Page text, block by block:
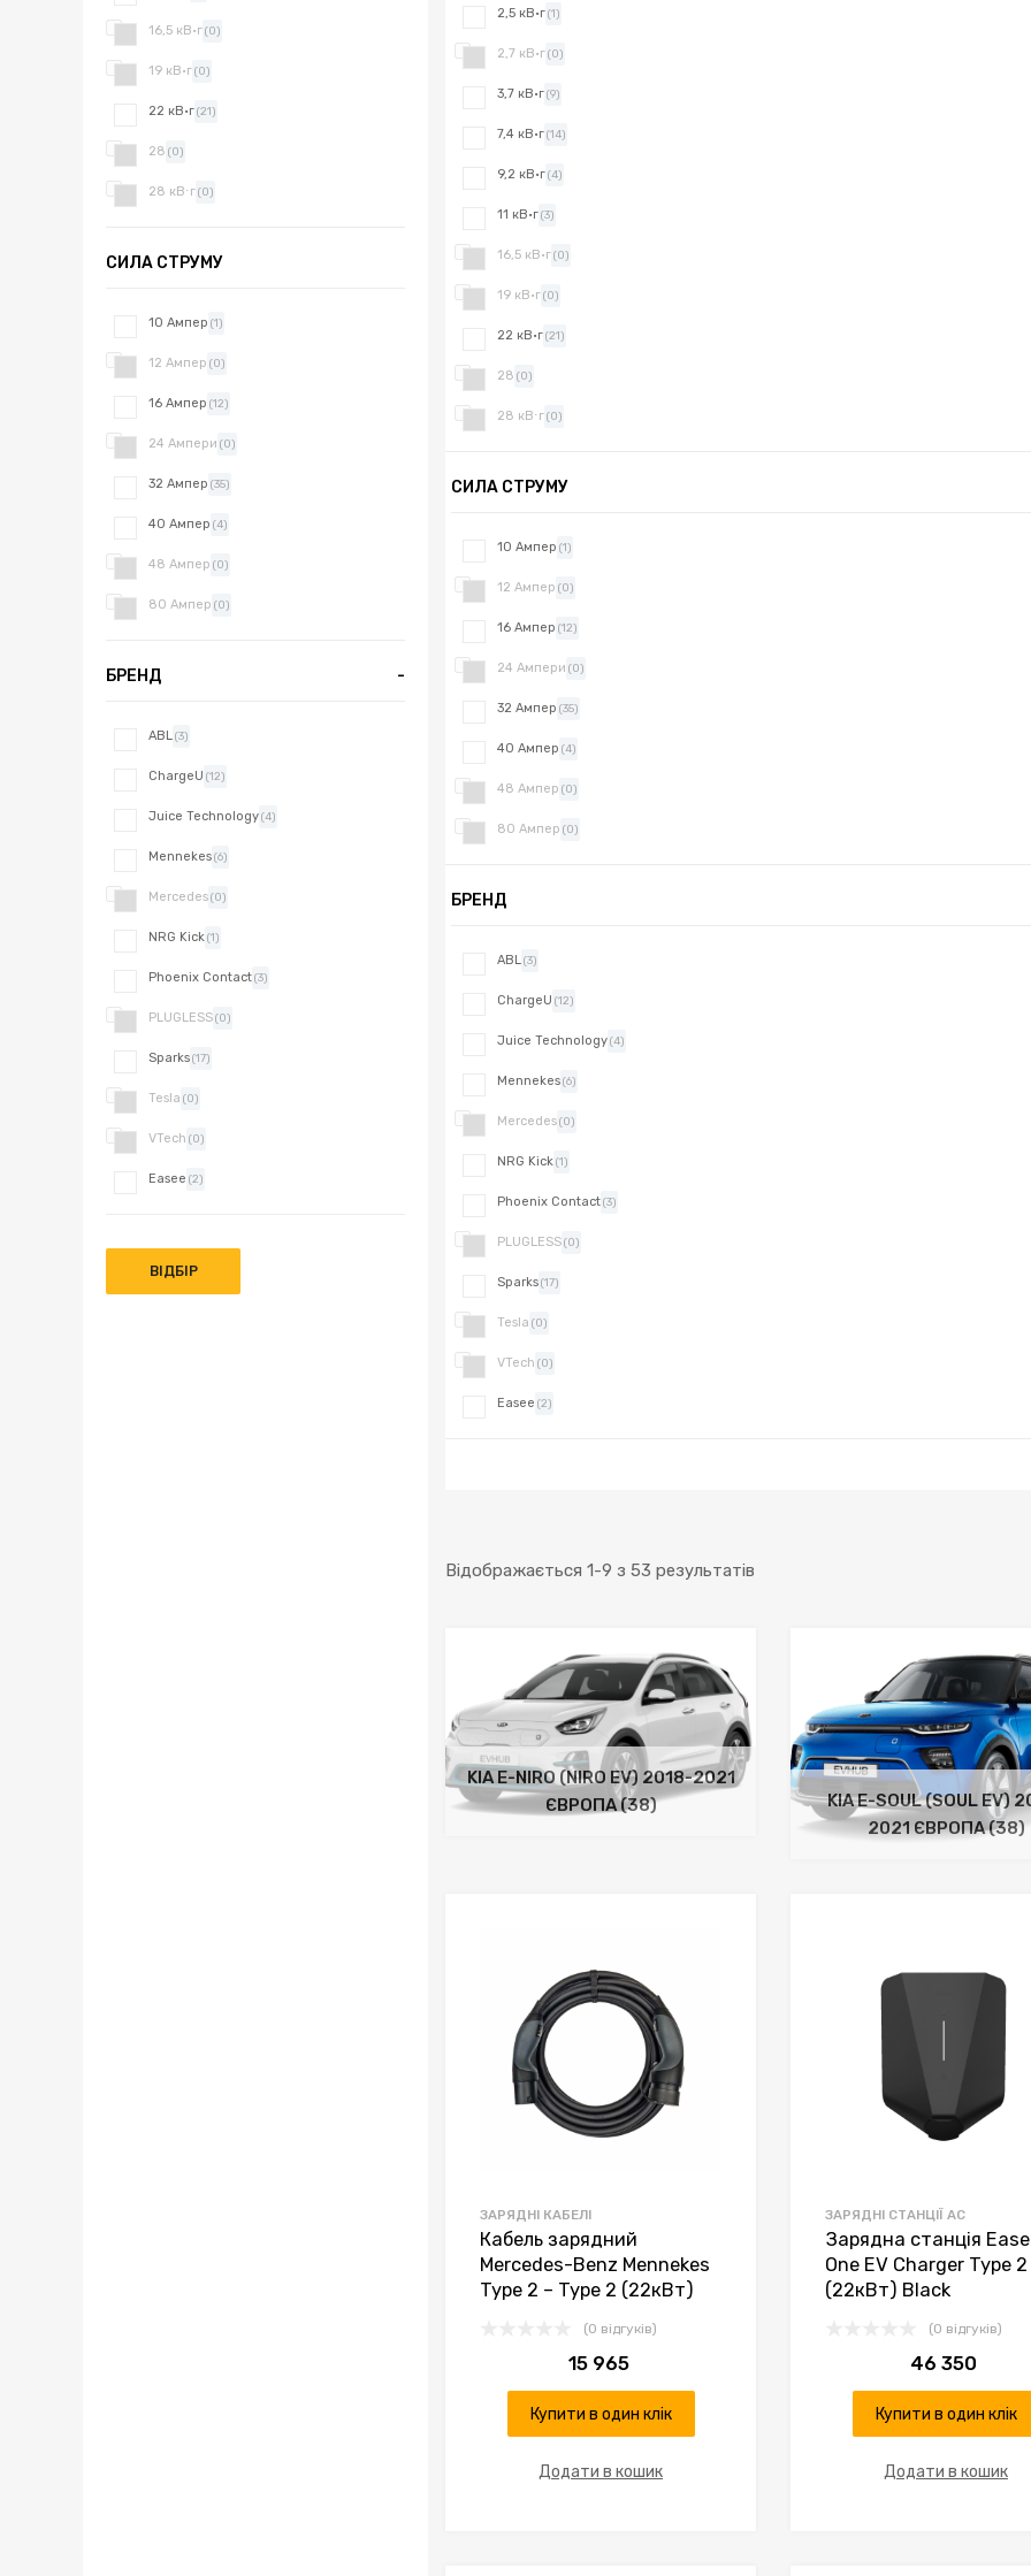
2,5 кВ·г(1)
2,7 кВ·г(0)
3,7 кВ·г(9)
7,4 кВ·г(14)
9,2 кВ·г(4)
11 кВ·г(3)
16,5 кВ·г(0)
19 кВ·г(0)
22 кВ·г(21)
28 (0)
28 кВ⋅г(0)
СИЛА СТРУМУ
10 Ампер (1)
12 Ампер (0)
16 Ампер (12)
24 Ампери (0)
32 Ампер (35)
40 Ампер (4)
48 Ампер (0)
80 Ампер (0)
БРЕНД
ABL(3)
ChargeU (12)
Juice Technology(4)
Mennekes(6)
Mercedes(0)
NRG Kick(1)
Phoenix Contact(3)
PLUGLESS(0)
Sparks(17)
Tesla (0)
VTech (0)
Easee (2)
Відображається 1-9 з 53 результатів
KIA E-NIRO (NIRO EV) 2018-2021
ЄВРОПА(38)
KIA E-SOUL (SOUL EV)
2021 ЄВРОПА(38)
ЗАРЯДНІ КАБЕЛІ
Кабель зарядний
Mercedes-Benz Mennekes
Type 2 – Type 2 (22кВт)
(0 відгуків)
15 965
Купити в один клік
Додати в кошик
ЗАРЯДНІ СТАНЦІЇ AC
Зарядна станція
One EV Charger Type 2
(22кВт) Black
(0 відгуків)
46 350
Купити в один клік
Додати в кошик
16,5 кВ·г(0)
19 кВ·г(0)
22 кВ·г(21)
28 (0)
28 кВ⋅г(0)
СИЛА СТРУМУ
10 Ампер (1)
12 Ампер (0)
16 Ампер (12)
24 Ампери (0)
32 Ампер (35)
40 Ампер (4)
48 Ампер (0)
80 Ампер (0)
БРЕНД -
ABL(3)
ChargeU (12)
Juice Technology(4)
Mennekes(6)
Mercedes(0)
NRG Kick(1)
Phoenix Contact(3)
PLUGLESS(0)
Sparks(17)
Tesla (0)
VTech (0)
Easee (2)
ВІДБІР